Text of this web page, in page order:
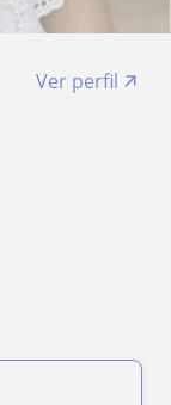
Ver perfil